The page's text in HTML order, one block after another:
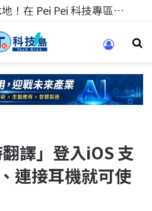
科技人的經驗傳承地！在 Pei Pei 科技專區，與學弟妹交流最硬核的技術
譯」登入iOS 支
連接耳機就可使